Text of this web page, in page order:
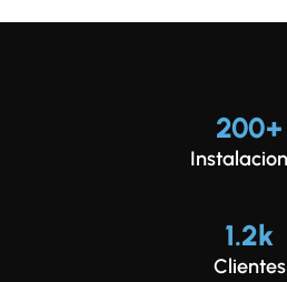
200+
Clientes
1.2k